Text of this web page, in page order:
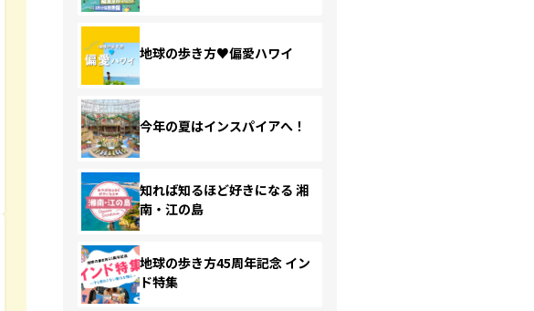
地球の歩き方♥偏愛ハワイ
今年の夏はインスパイアへ！
知れば知るほど好きになる 湘
南・江の島
地球の歩き方45周年記念 イン
ド特集